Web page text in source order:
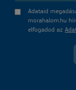
Adataid
morahalom.hu
elfogadod az